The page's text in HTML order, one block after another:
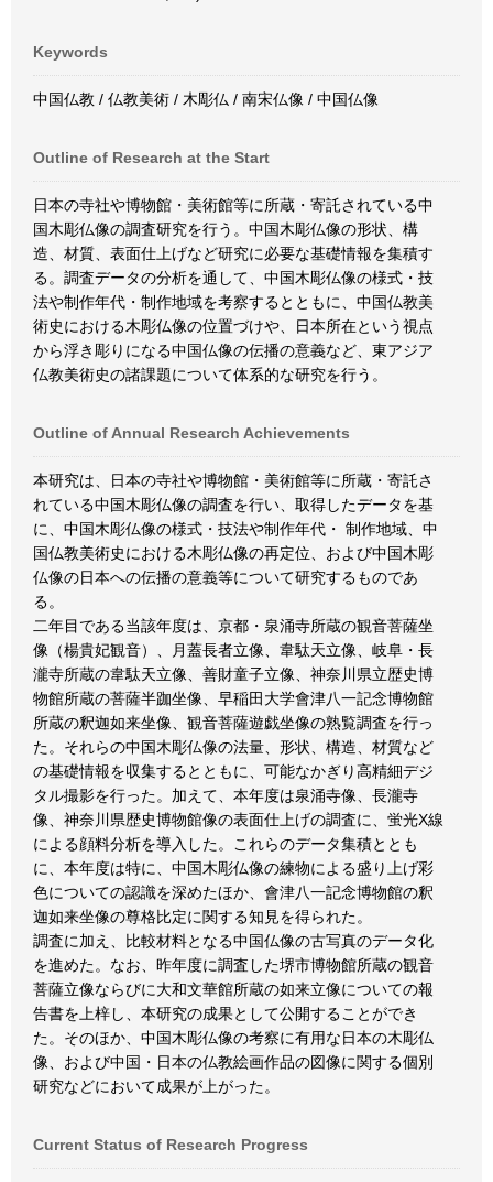
Keywords
中国仏教 / 仏教美術 / 木彫仏 / 南宋仏像 / 中国仏像
Outline of Research at the Start
日本の寺社や博物館・美術館等に所蔵・寄託されている中
国木彫仏像の調査研究を行う。中国木彫仏像の形状、構
造、材質、表面仕上げなど研究に必要な基礎情報を集積す
る。調査データの分析を通して、中国木彫仏像の様式・技
法や制作年代・制作地域を考察するとともに、中国仏教美
術史における木彫仏像の位置づけや、日本所在という視点
から浮き彫りになる中国仏像の伝播の意義など、東アジア
仏教美術史の諸課題について体系的な研究を行う。
Outline of Annual Research Achievements
本研究は、日本の寺社や博物館・美術館等に所蔵・寄託さ
れている中国木彫仏像の調査を行い、取得したデータを基
に、中国木彫仏像の様式・技法や制作年代・ 制作地域、中
国仏教美術史における木彫仏像の再定位、および中国木彫
仏像の日本への伝播の意義等について研究するものであ
る。
二年目である当該年度は、京都・泉涌寺所蔵の観音菩薩坐
像（楊貴妃観音）、月蓋長者立像、韋駄天立像、岐阜・長
瀧寺所蔵の韋駄天立像、善財童子立像、神奈川県立歴史博
物館所蔵の菩薩半跏坐像、早稲田大学會津八一記念博物館
所蔵の釈迦如来坐像、観音菩薩遊戯坐像の熟覧調査を行っ
た。それらの中国木彫仏像の法量、形状、構造、材質など
の基礎情報を収集するとともに、可能なかぎり高精細デジ
タル撮影を行った。加えて、本年度は泉涌寺像、長瀧寺
像、神奈川県歴史博物館像の表面仕上げの調査に、蛍光X線
による顔料分析を導入した。これらのデータ集積ととも
に、本年度は特に、中国木彫仏像の練物による盛り上げ彩
色についての認識を深めたほか、會津八一記念博物館の釈
迦如来坐像の尊格比定に関する知見を得られた。
調査に加え、比較材料となる中国仏像の古写真のデータ化
を進めた。なお、昨年度に調査した堺市博物館所蔵の観音
菩薩立像ならびに大和文華館所蔵の如来立像についての報
告書を上梓し、本研究の成果として公開することができ
た。そのほか、中国木彫仏像の考察に有用な日本の木彫仏
像、および中国・日本の仏教絵画作品の図像に関する個別
研究などにおいて成果が上がった。
Current Status of Research Progress